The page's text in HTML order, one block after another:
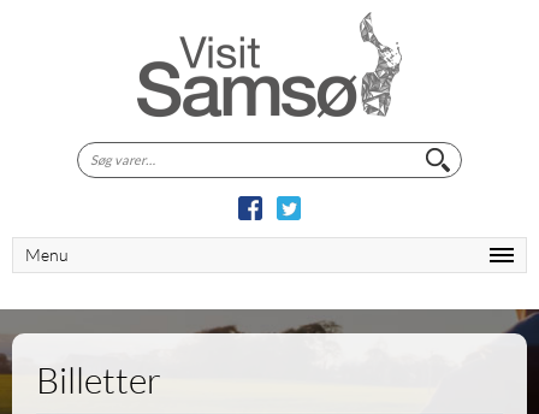
Søg
efter:
Menu
Billetter